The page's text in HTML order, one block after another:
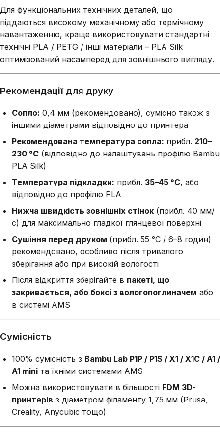
Для функціональних технічних деталей, що
піддаються високому механічному або термічному
навантаженню, краще використовувати стандартні
технічні PLA / PETG / інші матеріали – PLA Silk
оптимізований насамперед для зовнішнього вигляду.
Рекомендації для друку
Сопло: 0,4 мм (рекомендовано), сумісно також з
іншими діаметрами відповідно до принтера
Рекомендована температура сопла: прибл. 210–
230 °C (відповідно до налаштувань профілю Bambu
PLA Silk)
Температура підкладки: прибл. 35–45 °C, або
відповідно до профілю PLA
Нижча швидкість зовнішніх стінок (прибл. 40 мм/
с) для максимально гладкої глянцевої поверхні
Сушіння перед друком (прибл. 55 °C / 6–8 годин)
рекомендовано, особливо після тривалого
зберігання або при високій вологості
Після відкриття зберігайте в пакеті, що
закривається, або боксі з вологопоглиначем або
в системі AMS
Сумісність
100% сумісність з Bambu Lab P1P / P1S / X1 / X1C / A1 /
A1 mini та їхніми системами AMS
Можна використовувати в більшості FDM 3D-
принтерів з діаметром філаменту 1,75 мм (Prusa,
Creality, Anycubic тощо)